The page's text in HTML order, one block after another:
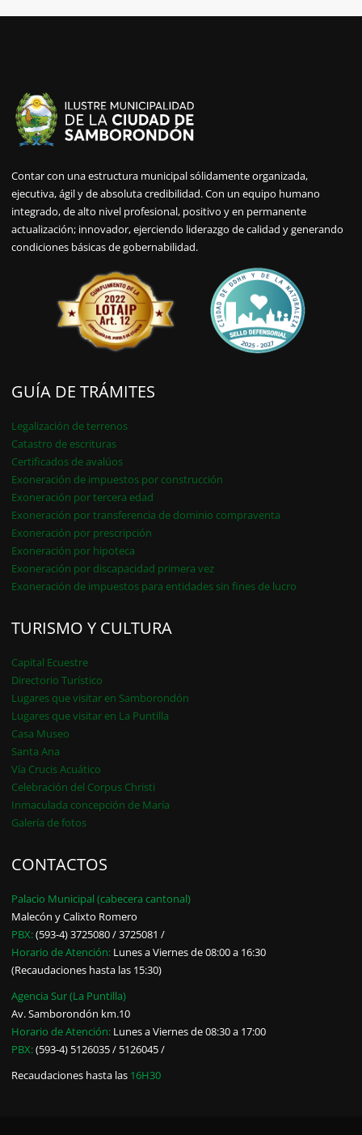
Contar con una estructura municipal sólidamente organizada,
ejecutiva, ágil y de absoluta credibilidad. Con un equipo humano
integrado, de alto nivel profesional, positivo y en permanente
actualización; innovador, ejerciendo liderazgo de calidad y generando
condiciones básicas de gobernabilidad.
GUÍA DE TRÁMITES
Legalización de terrenos
Catastro de escrituras
Certificados de avalúos
Exoneración de impuestos por construcción
Exoneración por tercera edad
Exoneración por transferencia de dominio compraventa
Exoneración por prescripción
Exoneración por hipoteca
Exoneración por discapacidad primera vez
Exoneración de impuestos para entidades sin fines de lucro
TURISMO Y CULTURA
Capital Ecuestre
Directorio Turístico
Lugares que visitar en Samborondón
Lugares que visitar en La Puntilla
Casa Museo
Santa Ana
Vía Crucis Acuático
Celebración del Corpus Christi
Inmaculada concepción de María
Galería de fotos
CONTACTOS
Palacio Municipal (cabecera cantonal)
Malecón y Calixto Romero
PBX:(593-4) 3725080 / 3725081 /
Horario de Atención: Lunes a Viernes de 08:00 a 16:30
(Recaudaciones hasta las 15:30)
Agencia Sur (La Puntilla)
Av. Samborondón km.10
Horario de Atención: Lunes a Viernes de 08:30 a 17:00
PBX:(593-4) 5126035 / 5126045 /
Recaudaciones hasta las 16H30